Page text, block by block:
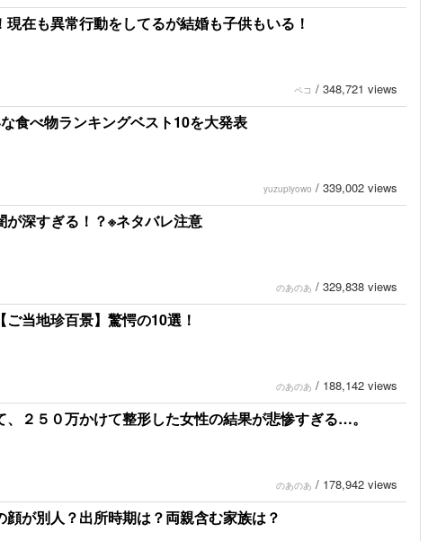
在も異常行動をしてるが結婚も子供もいる！
ペコ / 348,721 views
食べ物ランキングベスト10を大発表
yuzupiyowo / 339,002 views
深すぎる！？※ネタバレ注意
のあのあ / 329,838 views
当地珍百景】驚愕の10選！
のあのあ / 188,142 views
２５０万かけて整形した女性の結果が悲惨すぎる…。
のあのあ / 178,942 views
が別人？出所時期は？両親含む家族は？